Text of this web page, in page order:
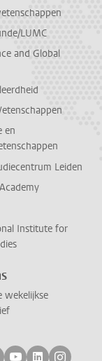
LUMC
and Global
en
Leiden
Institute for
wekelijkse
op bluesky
ons op
Volg ons op
Volg ons
Volg